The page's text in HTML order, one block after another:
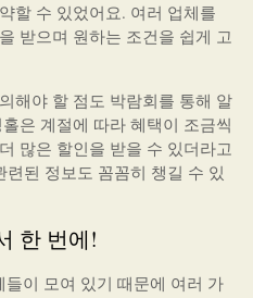
할 수 있었어요. 여러 업체를
받으며 원하는 조건을 쉽게 고
해야 할 점도 박람회를 통해 알
은 계절에 따라 혜택이 조금씩
많은 할인을 받을 수 있더라고
된 정보도 꼼꼼히 챙길 수 있
한 번에!
이 모여 있기 때문에 여러 가